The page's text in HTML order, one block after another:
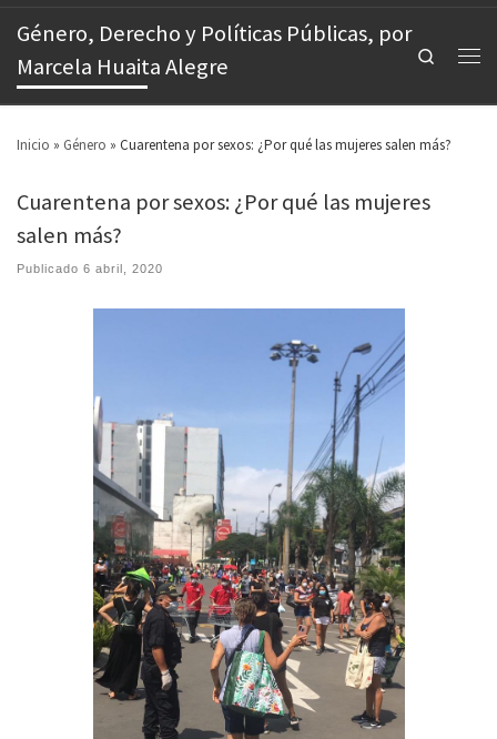
Género, Derecho y Políticas Públicas, por
Marcela Huaita Alegre
Search
Inicio » Género » Cuarentena por sexos: ¿Por qué las mujeres salen más?
Cuarentena por sexos: ¿Por qué las mujeres
salen más?
Publicado 6 abril, 2020